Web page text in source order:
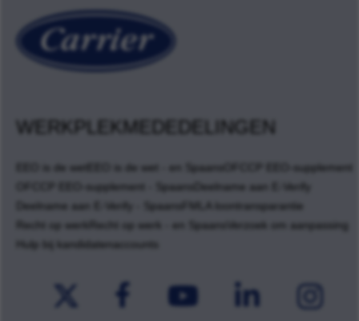
WERKPLEKMEDEDELINGEN
EEO is de wet EEO is de wet - en Spaans
OFCCP EEO-supplement
OFCCP EEO-supplement - Spaans
Deelname aan E-Verify
Deelname aan E-Verify - Spaans
FMLA loontransparantie
Recht op werk
Recht op werk - en Spaans
Verzoek om aanpassing
Hulp bij kandidatenaccounts